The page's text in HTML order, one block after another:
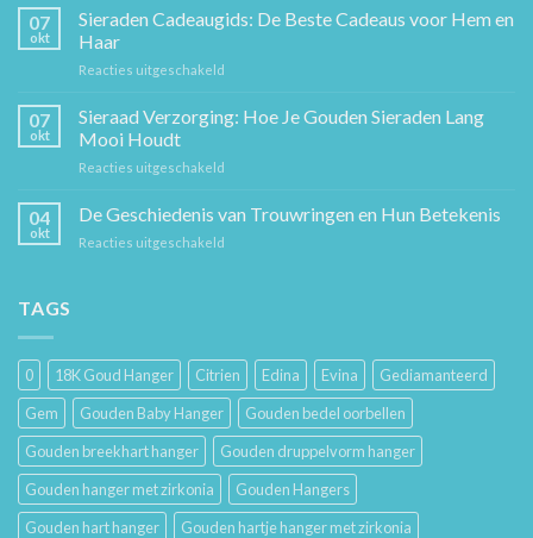
Gouden
Sierkunst
07
okt
Sieraden Cadeaugids: De Beste Cadeaus voor Hem en
Haar
Reacties uitgeschakeld
Cadeaugids:
De
Hem
07
okt
Sieraad Verzorging: Hoe Je Gouden Sieraden Lang
Mooi Houdt
Reacties uitgeschakeld
Verzorging:
04
okt
De Geschiedenis van Trouwringen en Hun Betekenis
Reacties uitgeschakeld
Hun
Betekenis
TAGS
0 18K Goud Hanger Citrien Edina Evina
Gediamanteerd
Gem
Gouden Baby Hanger
Gouden bedel oorbellen
Gouden breekhart hanger
Gouden druppelvorm hanger
Gouden hanger met zirkonia
Gouden Hangers
Gouden hart hanger
Gouden hartje hanger met zirkonia